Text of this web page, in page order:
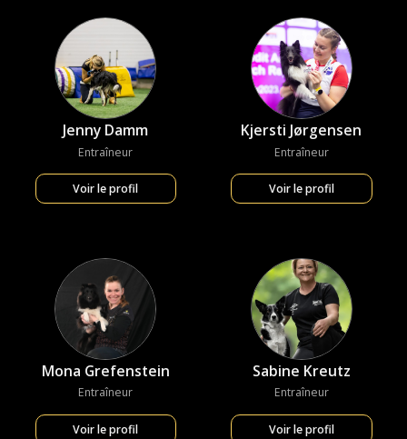
Jenny Damm
Entraîneur
Voir le profil
Kjersti Jørgensen
Entraîneur
Voir le profil
Mona Grefenstein
Entraîneur
Voir le profil
Sabine Kreutz
Entraîneur
Voir le profil